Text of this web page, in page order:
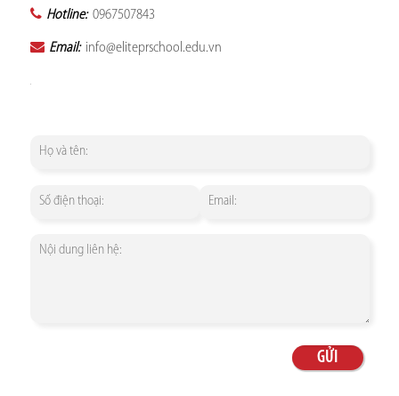
Hotline: 0967507843
Email: info@eliteprschool.edu.vn